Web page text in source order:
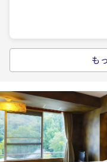
【温泉付き客室】☆
二食付き 現地決済可 事
も